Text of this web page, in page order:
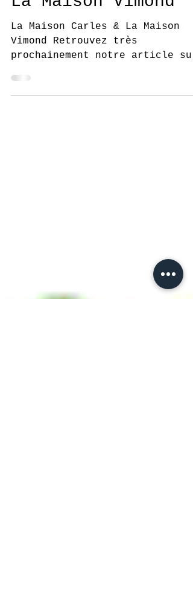
20 juil. 2020
4 min de lecture
La Maison Carles &
La Maison Vimond
La Maison Carles & La Maison
Vimond Retrouvez très